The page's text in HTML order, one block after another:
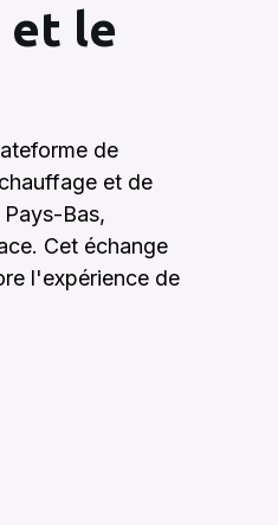
et le
de
et de
Bas,
Cet échange
l'expérience de